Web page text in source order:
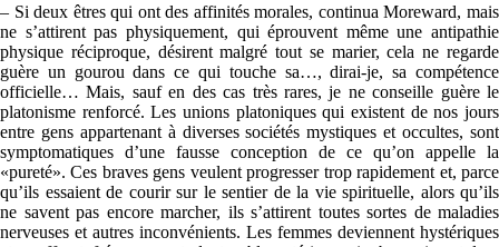
– Si deux êtres qui ont des affinités morales, continua Moreward, mais
ne s’attirent pas physiquement, qui éprouvent même une antipathie
physique réciproque, désirent malgré tout se marier, cela ne regarde
guère un gourou dans ce qui touche sa…, dirai-je, sa compétence
officielle… Mais, sauf en des cas très rares, je ne conseille guère le
platonisme renforcé. Les unions platoniques qui existent de nos jours
entre gens appartenant à diverses sociétés mystiques et occultes, sont
symptomatiques d’une fausse conception de ce qu’on appelle la
«pureté». Ces braves gens veulent progresser trop rapidement et, parce
qu’ils essaient de courir sur le sentier de la vie spirituelle, alors qu’ils
ne savent pas encore marcher, ils s’attirent toutes sortes de maladies
nerveuses et autres inconvénients. Les femmes deviennent hystériques